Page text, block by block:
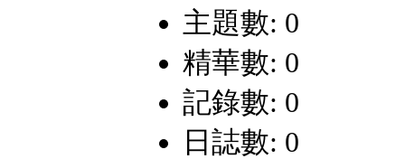
主題數: 0
精華數: 0
記錄數: 0
日誌數: 0